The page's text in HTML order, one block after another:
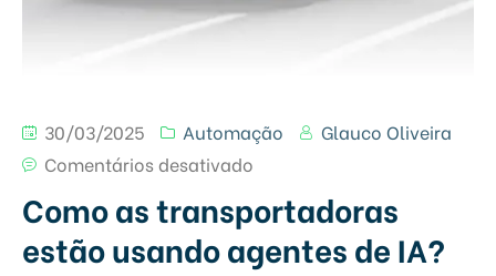
30/03/2025 Automação
Glauco Oliveira
Comentários desativado
Como as transportadoras
estão usando agentes de IA?